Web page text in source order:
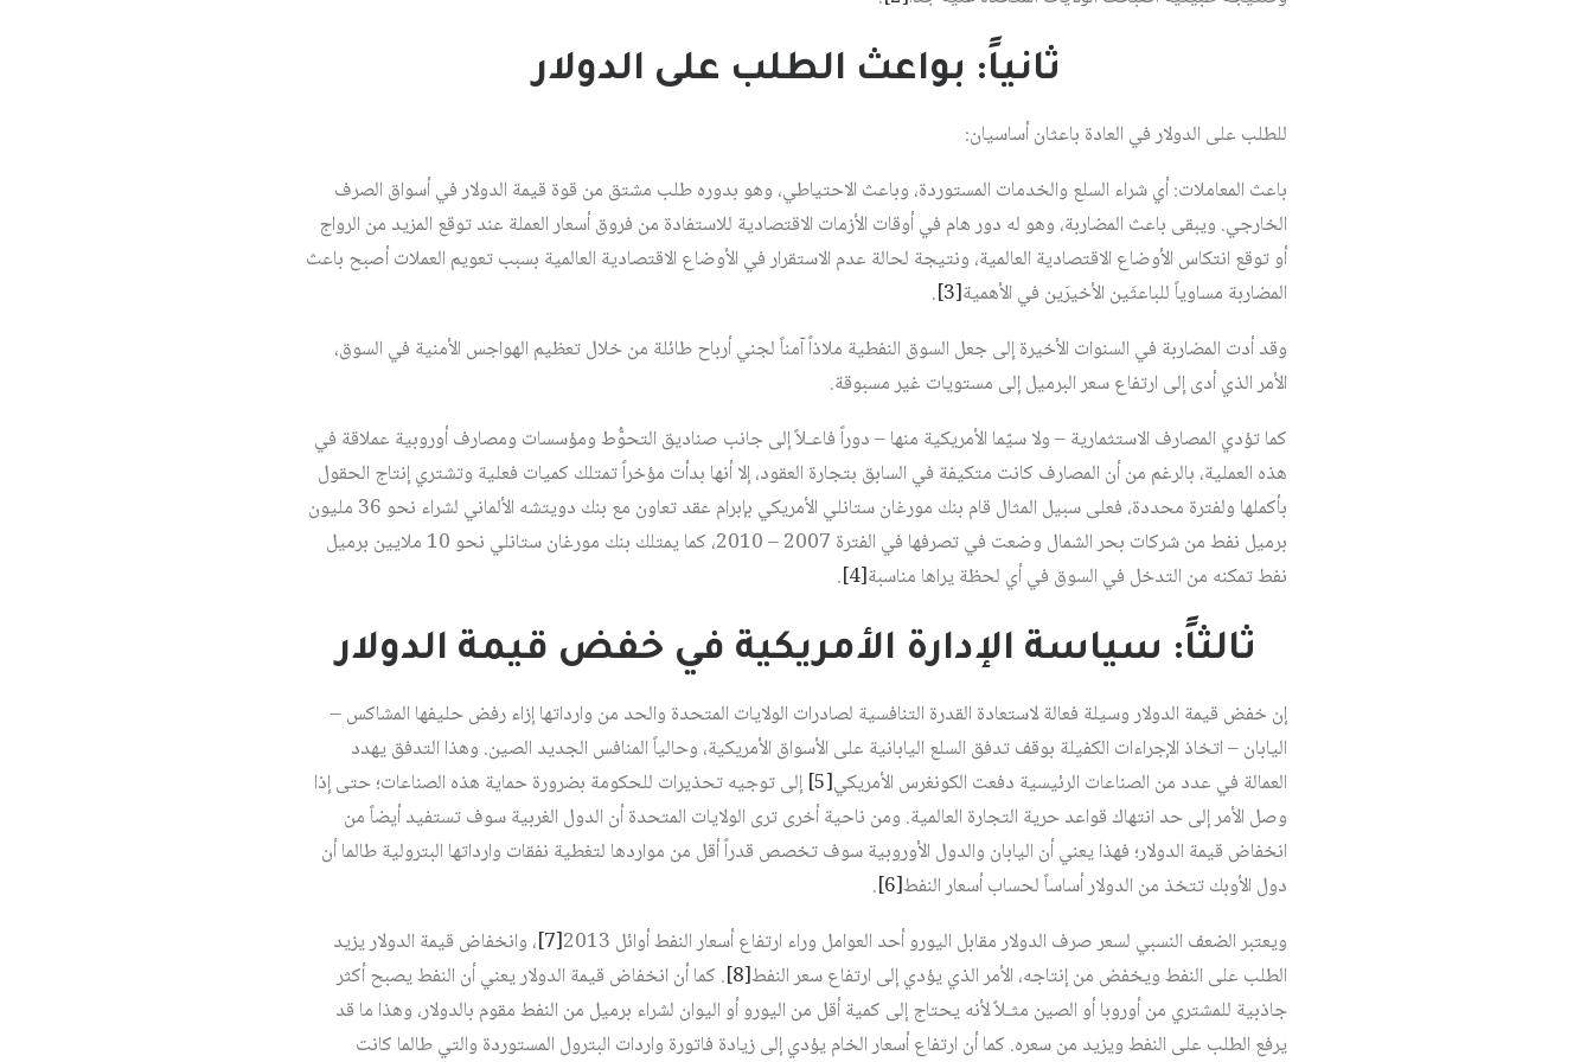
ثانياً: بواعث الطلب على الدولار
للطلب على الدولار في العادة باعثان أساسيان:
باعث المعاملات: أي شراء السلع والخدمات المستوردة، وباعث الاحتياطي، وهو بدوره طلب مشتق من قوة قيمة الدولار في أسواق الصرف
الخارجي. ويبقى باعث المضاربة، وهو له دور هام في أوقات الأزمات الاقتصادية للاستفادة من فروق أسعار العملة عند توقع المزيد من الرواج
أو توقع انتكاس الأوضاع الاقتصادية العالمية، ونتيجة لحالة عدم الاستقرار في الأوضاع الاقتصادية العالمية بسبب تعويم العملات أصبح باعث
المضاربة مساوياً للباعثَين الأخيرَين في الأهمية‏[3]
.
وقد أدت المضاربة في السنوات الأخيرة إلى جعل السوق النفطية ملاذاً آمناً لجني أرباح طائلة من خلال تعظيم الهواجس الأمنية في السوق،
الأمر الذي أدى إلى ارتفاع سعر البرميل إلى مستويات غير مسبوقة.
كما تؤدي المصارف الاستثمارية – ولا سيّما الأمريكية منها – دوراً فاعـلاً إلى جانب صناديق التحوُّط ومؤسسات ومصارف أوروبية عملاقة في
هذه العملية، بالرغم من أن المصارف كانت متكيفة في السابق بتجارة العقود، إلا أنها بدأت مؤخراً تمتلك كميات فعلية وتشتري إنتاج الحقول
بأكملها ولفترة محددة، فعلى سبيل المثال قام بنك مورغان ستانلي الأمريكي بإبرام عقد تعاون مع بنك دويتشه الألماني لشراء نحو 36 مليون
برميل نفط من شركات بحر الشمال وضعت في تصرفها في الفترة 2007 – 2010، كما يمتلك بنك مورغان ستانلي نحو 10 ملايين برميل
نفط تمكنه من التدخل في السوق في أي لحظة يراها مناسبة‏[4]
.
ثالثاً: سياسة الإدارة الأمريكية في خفض قيمة الدولار
إن خفض قيمة الدولار وسيلة فعالة لاستعادة القدرة التنافسية لصادرات الولايات المتحدة والحد من وارداتها إزاء رفض حليفها المشاكس –
اليابان – اتخاذ الإجراءات الكفيلة بوقف تدفق السلع اليابانية على الأسواق الأمريكية، وحالياً المنافس الجديد الصين. وهذا التدفق يهدد
العمالة في عدد من الصناعات الرئيسية دفعت الكونغرس الأمريكي‏[5]
إلى توجيه تحذيرات للحكومة بضرورة حماية هذه الصناعات؛ حتى إذا
وصل الأمر إلى حد انتهاك قواعد حرية التجارة العالمية. ومن ناحية أخرى ترى الولايات المتحدة أن الدول الغربية سوف تستفيد أيضاً من
انخفاض قيمة الدولار؛ فهذا يعني أن اليابان والدول الأوروبية سوف تخصص قدراً أقل من مواردها لتغطية نفقات وارداتها البترولية طالما أن
دول الأوبك تتخذ من الدولار أساساً لحساب أسعار النفط‏[6]
.
ويعتبر الضعف النسبي لسعر صرف الدولار مقابل اليورو أحد العوامل وراء ارتفاع أسعار النفط أوائل 2013‏
[7]
، وانخفاض قيمة الدولار يزيد
الطلب على النفط ويخفض من إنتاجه، الأمر الذي يؤدي إلى ارتفاع سعر النفط‏[8]
. كما أن انخفاض قيمة الدولار يعني أن النفط يصبح أكثر
جاذبية للمشتري من أوروبا أو الصين مثـلاً لأنه يحتاج إلى كمية أقل من اليورو أو اليوان لشراء برميل من النفط مقوم بالدولار، وهذا ما قد
يرفع الطلب على النفط ويزيد من سعره. كما أن ارتفاع أسعار الخام يؤدي إلى زيادة فاتورة واردات البترول المستوردة والتي طالما كانت